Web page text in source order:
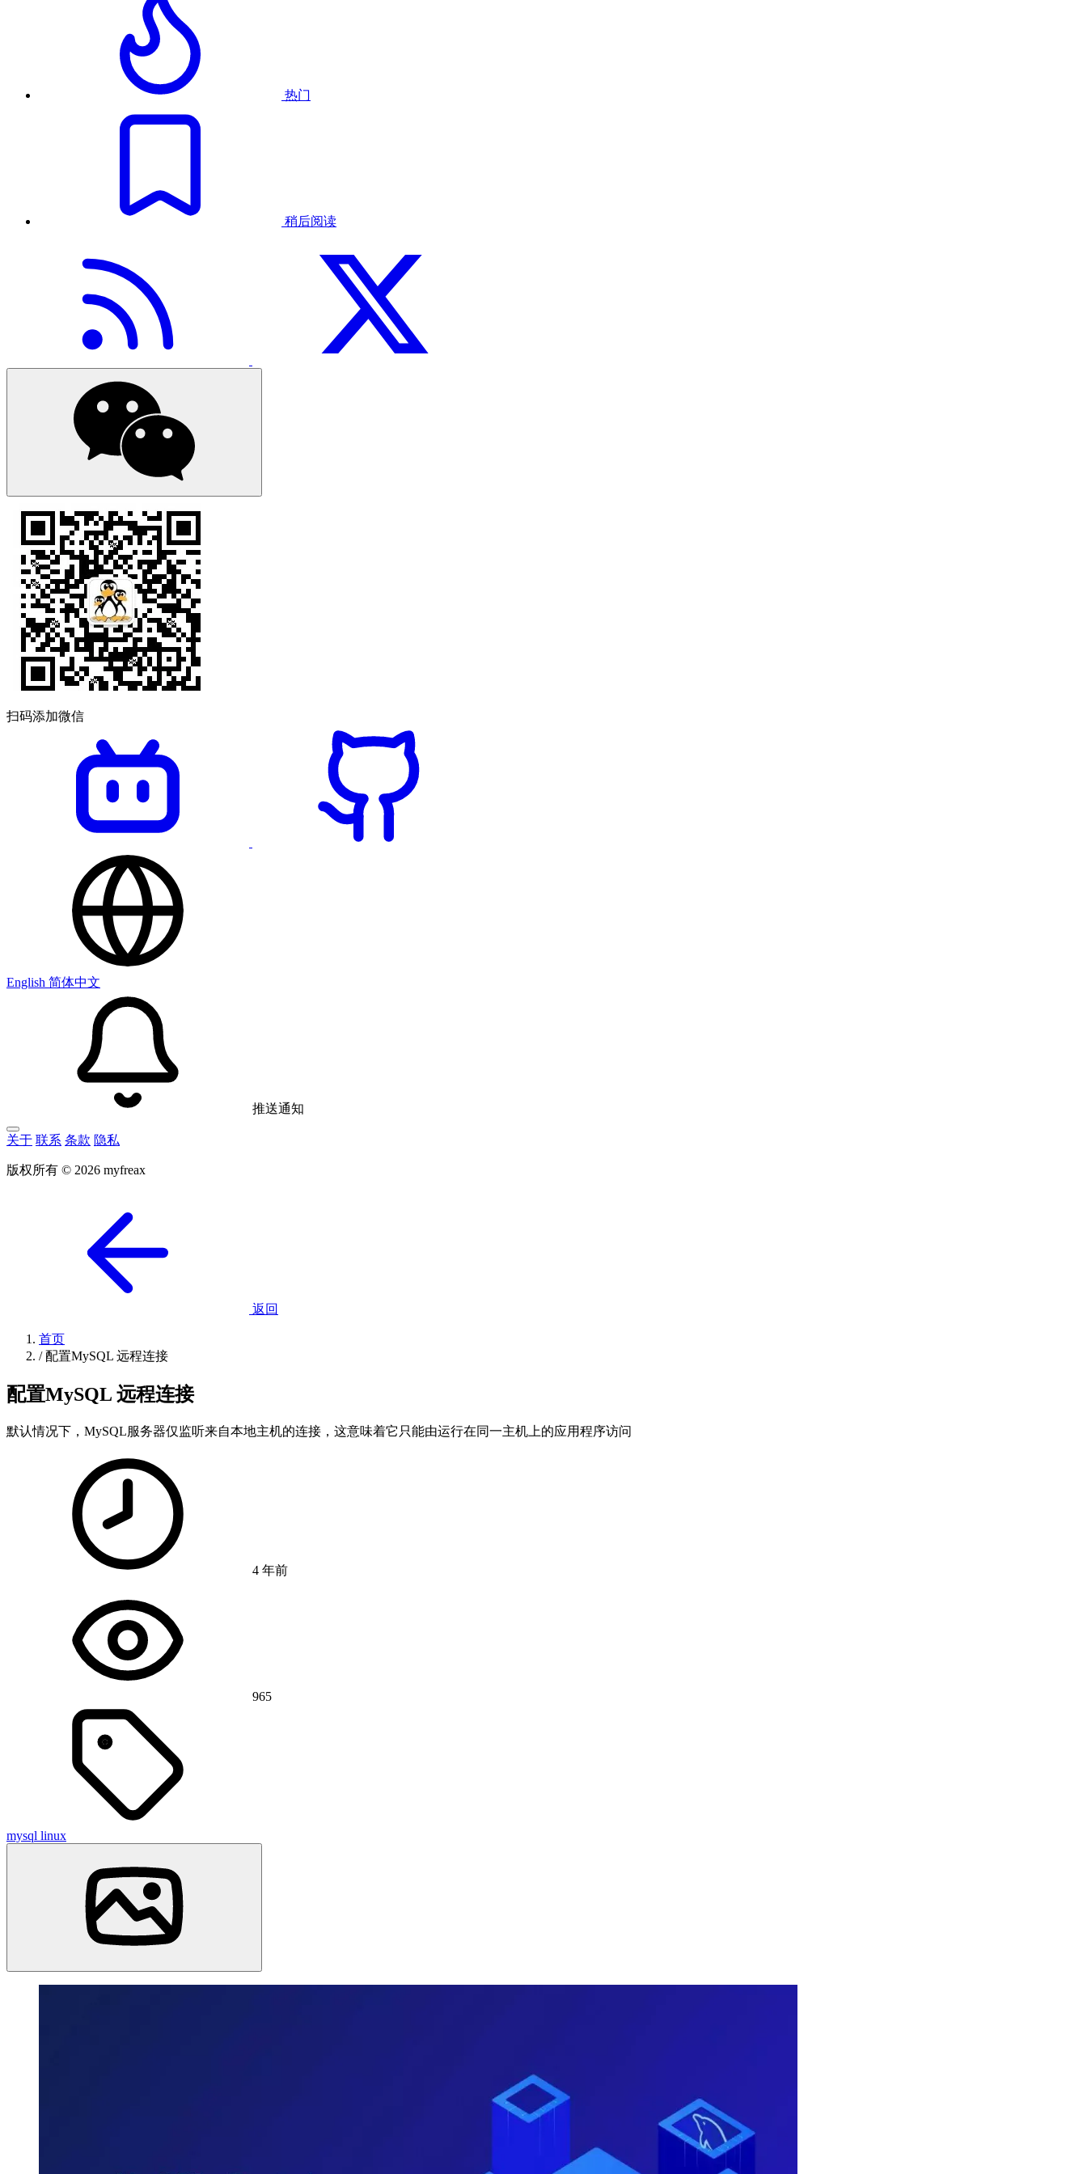
热门
稍后阅读
扫码添加微信
English 简体中文
推送通知
关于 联系 条款 隐私
版权所有 © 2026 myfreax
返回
首页
/ 配置MySQL 远程连接
配置MySQL 远程连接
默认情况下，MySQL服务器仅监听来自本地主机的连接，这意味着它只能由运行在同一主机上的应用程序访问
4 年前
965
mysql linux